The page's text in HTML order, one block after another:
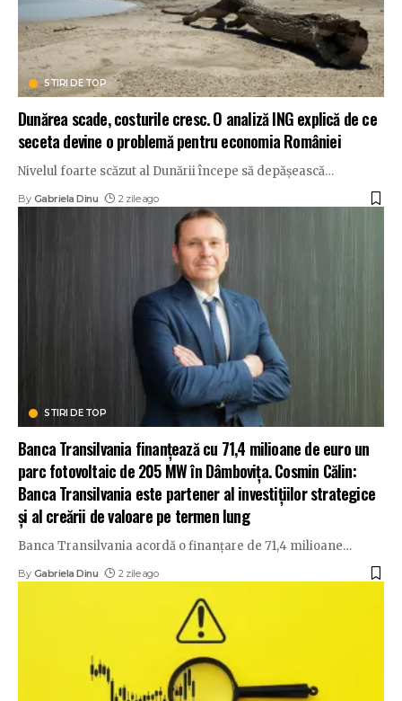
STIRI DE TOP
Dunărea scade, costurile cresc. O analiză ING explică de ce
seceta devine o problemă pentru economia României
Nivelul foarte scăzut al Dunării începe să depășească…
By Gabriela Dinu 2 zile ago
STIRI DE TOP
Banca Transilvania finanțează cu 71,4 milioane de euro un
parc fotovoltaic de 205 MW în Dâmbovița. Cosmin Călin:
Banca Transilvania este partener al investițiilor strategice
și al creării de valoare pe termen lung
Banca Transilvania acordă o finanțare de 71,4 milioane…
By Gabriela Dinu 2 zile ago